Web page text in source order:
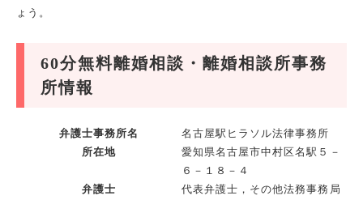
ょう。
60分無料離婚相談・離婚相談所事務
所情報
弁護士事務所名
名古屋駅ヒラソル法律事務所
所在地
愛知県名古屋市中村区名駅５－
６－１８－４
弁護士
代表弁護士，その他法務事務局